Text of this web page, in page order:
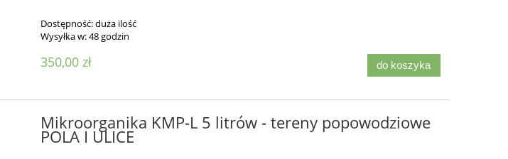
Dostępność:duża ilość
Wysyłka w:48 godzin
350,00 zł do koszyka
Mikroorganika KMP-L 5 litrów - tereny popowodziowe
POLA I ULICE